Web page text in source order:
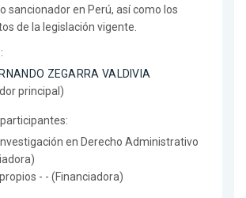
sancionador en Perú, así como los
de la legislación vigente.
ZEGARRA VALDIVIA
principal)
en Derecho Administrativo
- - (Financiadora)